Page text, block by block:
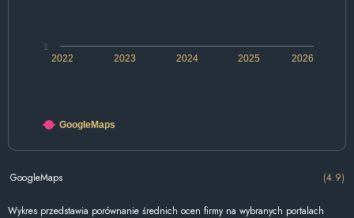
2022 2024 2026
2023 2025
1
GoogleMaps
GoogleMaps (4.9)
Wykres przedstawia porównanie średnich ocen firmy na wybranych portalach